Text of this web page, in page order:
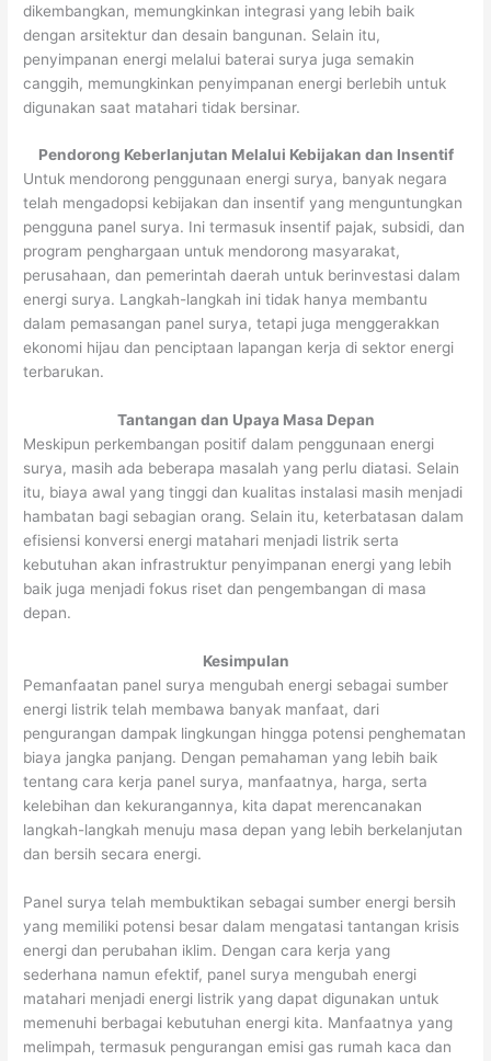
dikembangkan, memungkinkan integrasi yang lebih baik
dengan arsitektur dan desain bangunan. Selain itu,
penyimpanan energi melalui baterai surya juga semakin
canggih, memungkinkan penyimpanan energi berlebih untuk
digunakan saat matahari tidak bersinar.
Pendorong Keberlanjutan Melalui Kebijakan dan Insentif
Untuk mendorong penggunaan energi surya, banyak negara
telah mengadopsi kebijakan dan insentif yang menguntungkan
pengguna panel surya. Ini termasuk insentif pajak, subsidi, dan
program penghargaan untuk mendorong masyarakat,
perusahaan, dan pemerintah daerah untuk berinvestasi dalam
energi surya. Langkah-langkah ini tidak hanya membantu
dalam pemasangan panel surya, tetapi juga menggerakkan
ekonomi hijau dan penciptaan lapangan kerja di sektor energi
terbarukan.
Tantangan dan Upaya Masa Depan
Meskipun perkembangan positif dalam penggunaan energi
surya, masih ada beberapa masalah yang perlu diatasi. Selain
itu, biaya awal yang tinggi dan kualitas instalasi masih menjadi
hambatan bagi sebagian orang. Selain itu, keterbatasan dalam
efisiensi konversi energi matahari menjadi listrik serta
kebutuhan akan infrastruktur penyimpanan energi yang lebih
baik juga menjadi fokus riset dan pengembangan di masa
depan.
Kesimpulan
Pemanfaatan panel surya mengubah energi sebagai sumber
energi listrik telah membawa banyak manfaat, dari
pengurangan dampak lingkungan hingga potensi penghematan
biaya jangka panjang. Dengan pemahaman yang lebih baik
tentang cara kerja panel surya, manfaatnya, harga, serta
kelebihan dan kekurangannya, kita dapat merencanakan
langkah-langkah menuju masa depan yang lebih berkelanjutan
dan bersih secara energi.
Panel surya telah membuktikan sebagai sumber energi bersih
yang memiliki potensi besar dalam mengatasi tantangan krisis
energi dan perubahan iklim. Dengan cara kerja yang
sederhana namun efektif, panel surya mengubah energi
matahari menjadi energi listrik yang dapat digunakan untuk
memenuhi berbagai kebutuhan energi kita. Manfaatnya yang
melimpah, termasuk pengurangan emisi gas rumah kaca dan